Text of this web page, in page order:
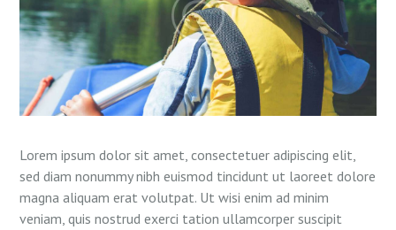
Lorem ipsum dolor sit amet, consectetuer adipiscing elit,
sed diam nonummy nibh euismod tincidunt ut laoreet dolore
magna aliquam erat volutpat. Ut wisi enim ad minim
veniam, quis nostrud exerci tation ullamcorper suscipit